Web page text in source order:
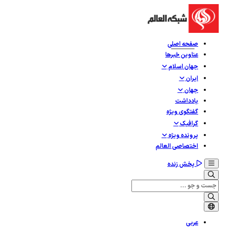
صفحه اصلی
عناوین خبرها
جهان اسلام
ایران
جهان
یادداشت
گفتگوی ویژه
گرافيک
پرونده ویژه
اختصاصی العالم
پخش زنده
عربی